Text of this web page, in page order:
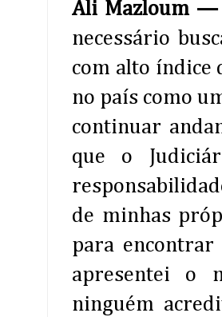
Ali Mazloum
necessário
com alto índice
no país como
continuar
que o
de minhas
para
apresentei o
ninguém